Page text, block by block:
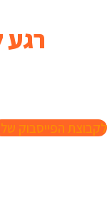
רגע
לקבוצת הפייסבוק